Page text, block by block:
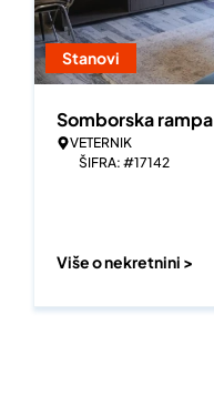
Stanovi
Somborska rampa
VETERNIK
ŠIFRA: #17142
Više o nekretnini >